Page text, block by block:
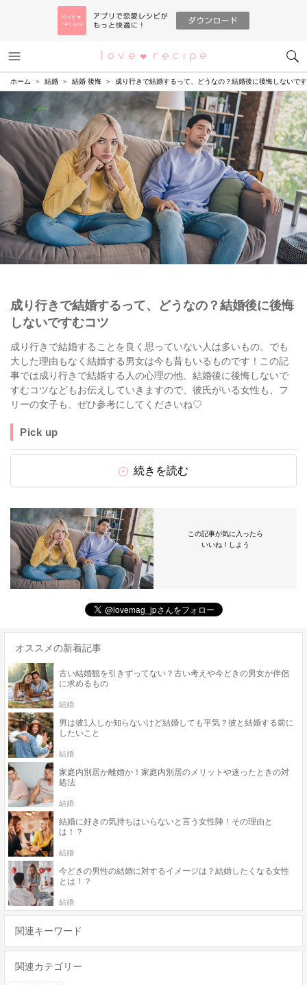
恋愛レシピ
ホーム 結婚 結婚 後悔 成り行きで結婚するって、どうなの？結婚後に後悔しないで
成り行きで結婚するって、どうなの？結婚後に後悔
しないですむコツ
成り行きで結婚することを良く思っていない人は多いもの。でも
大した理由もなく結婚する男女は今も昔もいるものです！この記
事では成り行きで結婚する人の心理の他、結婚後に後悔しないで
すむコツなどもお伝えしていきますので、彼氏がいる女性も、フ
リーの女子も、ぜひ参考にしてくださいね♡
Pick up
続きを読む
この記事が気に入ったら
いいね！しよう
オススメの新着記事
古い結婚観を引きずってない？古い考えや今どきの男女が伴侶
に求めるもの
結婚
男は彼1人しか知らないけど結婚しても平気？彼と結婚する前に
したいこと
結婚
家庭内別居か離婚か！家庭内別居のメリットや迷ったときの対
処法
結婚
結婚に好きの気持ちはいらないと言う女性陣！その理由と
は！？
結婚
今どきの男性の結婚に対するイメージは？結婚したくなる女性
とは！？
結婚
関連キーワード
関連カテゴリー